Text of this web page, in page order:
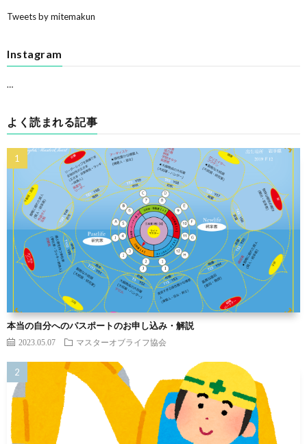
Tweets by mitemakun
Instagram
…
よく読まれる記事
本当の自分へのパスポートのお申し込み・解説
2023.05.07 マスターオブライフ協会